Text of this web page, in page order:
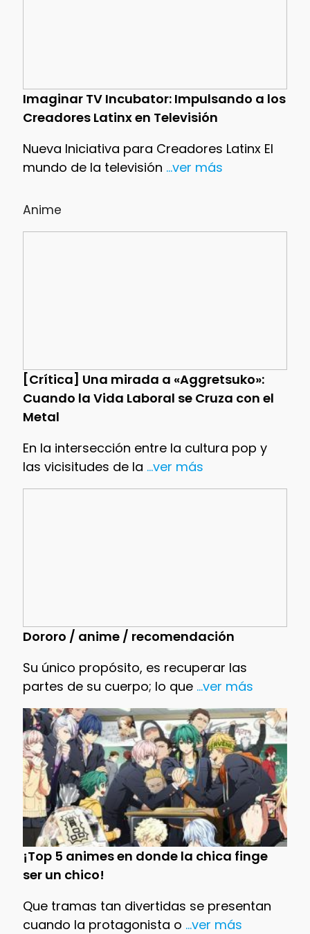
Imaginar TV Incubator: Impulsando a los
Creadores Latinx en Televisión
Nueva Iniciativa para Creadores Latinx El
mundo de la televisión ...ver más
Anime
[Crítica] Una mirada a «Aggretsuko»:
Cuando la Vida Laboral se Cruza con el
Metal
En la intersección entre la cultura pop y
las vicisitudes de la ...ver más
Dororo / anime / recomendación
Su único propósito, es recuperar las
partes de su cuerpo; lo que...ver más
¡Top 5 animes en donde la chica finge
ser un chico!
Que tramas tan divertidas se presentan
cuando la protagonista o ...ver más